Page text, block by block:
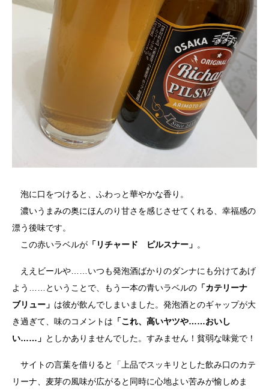
泡に口をつけると、ふわっと華やかな香り。
濃いうまみの奥にほんのり甘さを感じさせてくれる、幸福感の
漂う後味です。
この赤いラベルが 「リチャード ピルスナー」 。
ええビールや……いつも発泡酒ばかりのダンナにも分けてあげ
よう……ということで、もう一本の青いラベルの 「カテリーナ
ブリュー」 は彼が飲んでしまいました。発泡酒とのギャップが大
き過ぎて、味のコメントは 「これ、高いヤツや……おいし
い……」 としかありませんでした。すみません！貧弱な味覚で！
サイトの言葉を借りると「上品でスッキリとした飲み口のカテ
リーナ、麦芽の風味が広がると同時に心地よい苦みが愉しめま